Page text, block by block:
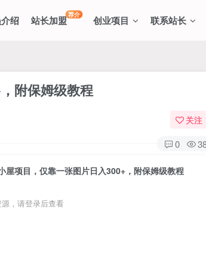
绍 站长加盟荐介 创业项目 联系站长
附保姆级教程
关注
0
屋项目，仅靠一张图片日入300+，附保姆级教程
，请登录后查看